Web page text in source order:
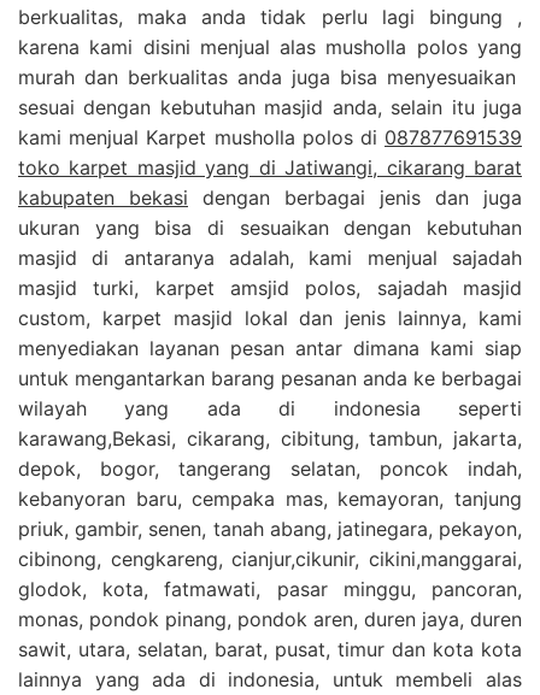
berkualitas, maka anda tidak perlu lagi bingung ,
karena kami disini menjual alas musholla polos yang
murah dan berkualitas anda juga bisa menyesuaikan
sesuai dengan kebutuhan masjid anda, selain itu juga
kami menjual Karpet musholla polos di 087877691539
toko karpet masjid yang di Jatiwangi, cikarang barat
kabupaten bekasi dengan berbagai jenis dan juga
ukuran yang bisa di sesuaikan dengan kebutuhan
masjid di antaranya adalah, kami menjual sajadah
masjid turki, karpet amsjid polos, sajadah masjid
custom, karpet masjid lokal dan jenis lainnya, kami
menyediakan layanan pesan antar dimana kami siap
untuk mengantarkan barang pesanan anda ke berbagai
wilayah yang ada di indonesia seperti
karawang,Bekasi, cikarang, cibitung, tambun, jakarta,
depok, bogor, tangerang selatan, poncok indah,
kebanyoran baru, cempaka mas, kemayoran, tanjung
priuk, gambir, senen, tanah abang, jatinegara, pekayon,
cibinong, cengkareng, cianjur,cikunir, cikini,manggarai,
glodok, kota, fatmawati, pasar minggu, pancoran,
monas, pondok pinang, pondok aren, duren jaya, duren
sawit, utara, selatan, barat, pusat, timur dan kota kota
lainnya yang ada di indonesia, untuk membeli alas